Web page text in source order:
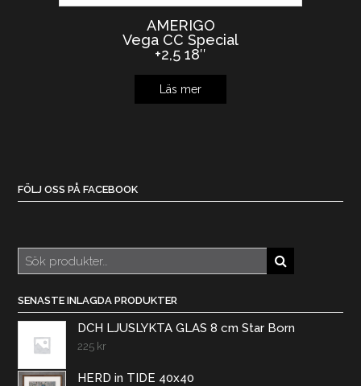
AMERIGO
Vega CC Special
+2,5 18″
Läs mer
FÖLJ OSS PÅ FACEBOOK
Sök
efter:
SENASTE INLAGDA PRODUKTER
DCH LJUSLYKTA GLAS 8 cm Star Born
225 kr
HERD in TIDE 40x40